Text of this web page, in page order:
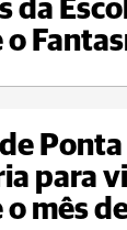
da
Ponta
para
mês